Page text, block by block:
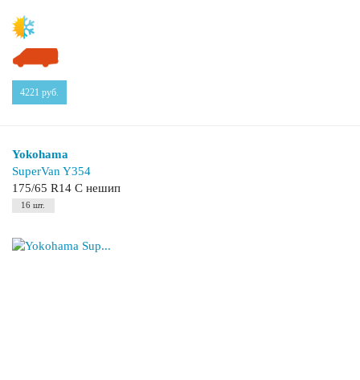
4221 руб.
Yokohama
SuperVan Y354
175/65 R14 C нешип
16 шт.